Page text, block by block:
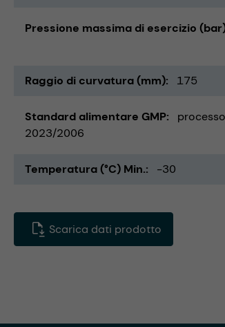
Pressione massima di esercizio
Raggio di curvatura (mm) 175
Standard alimentare GMP
2023/2006
Temperatura (°C) Min. -30
Scarica dati prodotto